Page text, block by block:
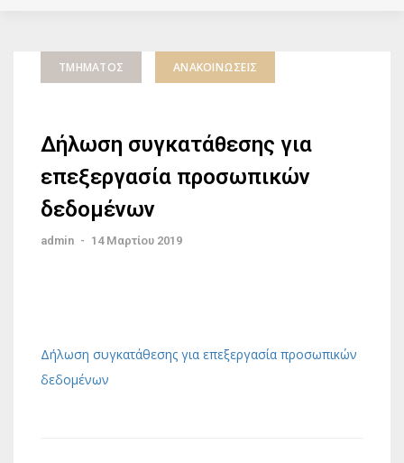
ΤΜΉΜΑΤΟΣ ΑΝΑΚΟΙΝΏΣΕΙΣ
Δήλωση συγκατάθεσης για
επεξεργασία προσωπικών
δεδομένων
admin - 14 Μαρτίου 2019
Δήλωση συγκατάθεσης για επεξεργασία προσωπικών
δεδομένων